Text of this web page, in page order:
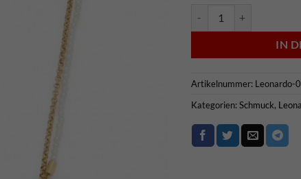
IN
Artikelnummer: Leonardo-
Kategorien:Schmuck,